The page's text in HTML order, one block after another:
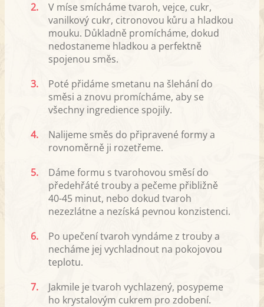
2.
V míse smícháme tvaroh, vejce, cukr,
vanilkový cukr, citronovou kůru a hladkou
mouku. Důkladně promícháme, dokud
nedostaneme hladkou a perfektně
spojenou směs.
3.
Poté přidáme smetanu na šlehání do
směsi a znovu promícháme, aby se
všechny ingredience spojily.
4.
Nalijeme směs do připravené formy a
rovnoměrně ji rozetřeme.
5.
Dáme formu s tvarohovou směsí do
předehřáté trouby a pečeme přibližně
40-45 minut, nebo dokud tvaroh
nezezlátne a nezíská pevnou konzistenci.
6.
Po upečení tvaroh vyndáme z trouby a
necháme jej vychladnout na pokojovou
teplotu.
7.
Jakmile je tvaroh vychlazený, posypeme
ho krystalovým cukrem pro zdobení.